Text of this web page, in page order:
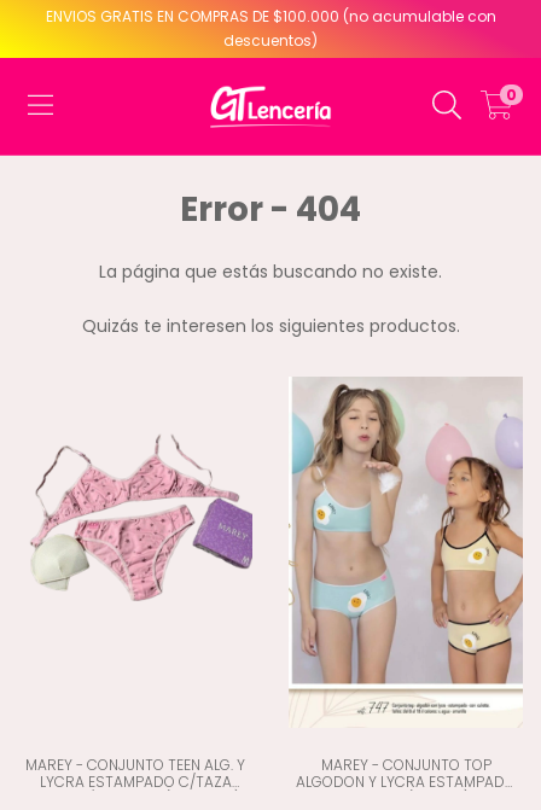
ENVIOS GRATIS EN COMPRAS DE $100.000 (no acumulable con
descuentos)
0
Error - 404
La página que estás buscando no existe.
Quizás te interesen los siguientes productos.
MAREY - CONJUNTO TEEN ALG. Y
LYCRA ESTAMPADO C/TAZA
MAREY - CONJUNTO TOP
ALGODON Y LYCRA ESTAMPADO